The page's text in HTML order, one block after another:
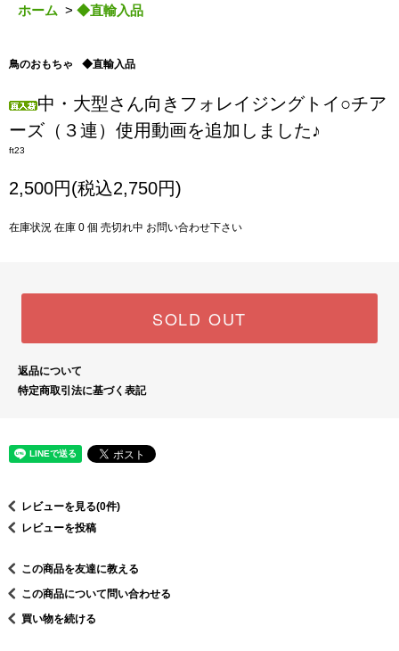
ホーム > ◆直輸入品
鳥のおもちゃ ◆直輸入品
中・大型さん向きフォレイジングトイ○チア
ーズ（３連）使用動画を追加しました♪
ft23
2,500円(税込2,750円)
在庫状況 在庫 0 個 売切れ中 お問い合わせ下さい
SOLD OUT
返品について
特定商取引法に基づく表記
レビューを見る(0件)
レビューを投稿
この商品を友達に教える
この商品について問い合わせる
買い物を続ける